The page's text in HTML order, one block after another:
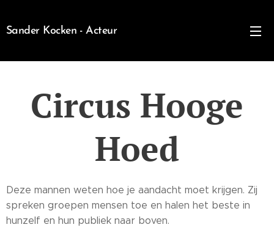
Sander Kocken - Acteur
Circus Hooge
Hoed
Deze mannen weten hoe je aandacht moet krijgen. Zij
spreken groepen mensen toe en halen het beste in
hunzelf en hun publiek naar boven.